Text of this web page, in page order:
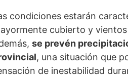
condiciones estarán
cubierto y
se prevén
, una situación que
de inestabilidad